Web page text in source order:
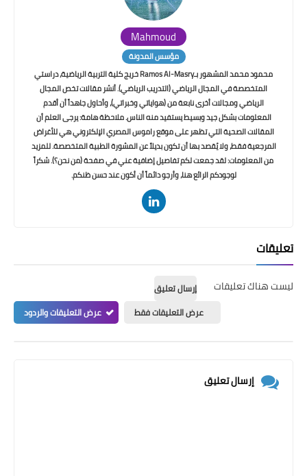
Mahmoud
مؤسس المدونة
محمود محمد المشهور بـRamos Al-Masry خريج كلية التربية الرياضية، دراستي
المتخصصة في المجال الرياضي (التدريب الرياضي). أنشر مقالات تخص المجال
الرياضي ومجالات أخرى نابعة من (هواياتي وخبراتي)، وأحاول جاهداً أن أقدم
المعلومات بشكل جيد وبسيط يستفيد منه الناس. ملاحظة هامة: يرجى العلم أن
المقالات الصحية التي تظهر على موقع راموس المصري الإلكتروني هي للأغراض
المرجعية فقط، ولا يُقصد بها أن تكون بديلاً عن المشورة الطبية المتخصصة. للمزيد
من المعلومات: لقد جمعت لكم تفاصيل إضافية عني في صفحة (من نحن؟). شكراً
لوجودكم الرائع هنا، وأرجو دائماً أن أكون عند حسن ظنكم.
تعليقات
ليست هناك تعليقات
إرسال تعليق
عرض التعليقات فقط
عرض التعليقات والردود
إرسال تعليق